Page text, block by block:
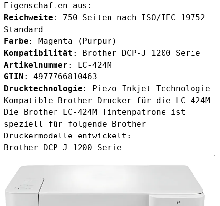
Eigenschaften aus:
Reichweite : 750 Seiten nach ISO/IEC 19752
Standard
Farbe : Magenta (Purpur)
Kompatibilität : Brother DCP-J 1200 Serie
Artikelnummer : LC-424M
GTIN : 4977766810463
Drucktechnologie : Piezo-Inkjet-Technologie
Kompatible Brother Drucker für die LC-424M
Die Brother LC-424M Tintenpatrone ist
speziell für folgende Brother
Druckermodelle entwickelt:
Brother DCP-J 1200 Serie